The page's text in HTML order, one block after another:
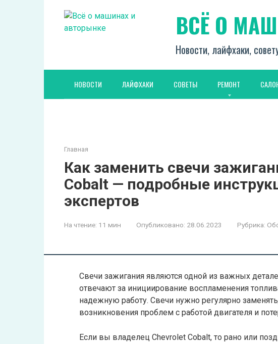
ВСЁ О
Новости, лайфхаки,
НОВОСТИ ЛАЙФХАКИ СОВЕТЫ РЕМОНТ
Главная
Как заменить свечи
Cobalt — подробные
экспертов
На чтение: 11 мин Опубликовано: 28.06.2023 Рубрика:
Свечи зажигания являются одной из важных
отвечают за инициирование воспламенения
надежную работу. Свечи нужно регулярно
возникновения проблем с работой двигателя и
Если вы владелец Chevrolet Cobalt, то рано или